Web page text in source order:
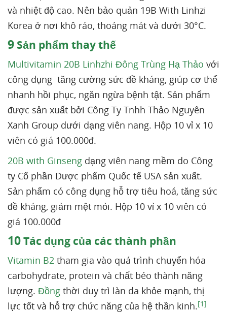
và nhiệt độ cao. Nên bảo quản 19B With Linhzi
Korea ở nơi khô ráo, thoáng mát và dưới 30°C.
9 Sản phẩm thay thế
Multivitamin 20B Linhzhi Đông Trùng Hạ Thảo với
công dụng tăng cường sức đề kháng, giúp cơ thể
nhanh hồi phục, ngăn ngừa bệnh tật. Sản phẩm
được sản xuất bởi Công Ty Tnhh Thảo Nguyên
Xanh Group dưới dạng viên nang. Hộp 10 vỉ x 10
viên có giá 100.000đ.
20B with Ginseng dạng viên nang mềm do Công
ty Cổ phần Dược phẩm Quốc tế USA sản xuất.
Sản phẩm có công dụng hỗ trợ tiêu hoá, tăng sức
đề kháng, giảm mệt mỏi. Hộp 10 vỉ x 10 viên có
giá 100.000đ
10Tác dụng của các thành phần
Vitamin B2 tham gia vào quá trình chuyển hóa
carbohydrate, protein và chất béo thành năng
lượng. Đồng thời duy trì làn da khỏe mạnh, thị
lực tốt và hỗ trợ chức năng của hệ thần kinh.[1]